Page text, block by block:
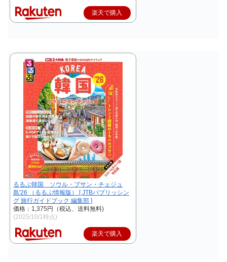
楽天で購入
るるぶ韓国 ソウル・プサン・チェジュ
島'26 （るるぶ情報版） [ JTBパブリッシン
グ 旅行ガイドブック 編集部 ]
価格：1,375円（税込、送料無料)
(2025/10/1時点)
楽天で購入